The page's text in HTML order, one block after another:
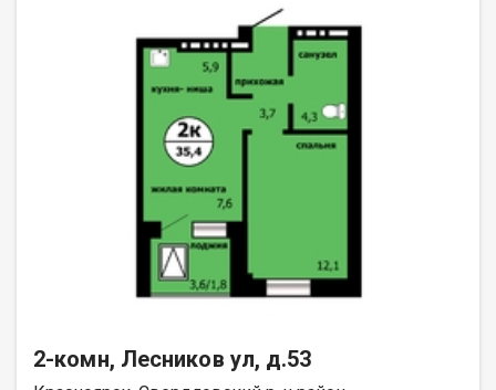
инфраструктуру. Во дворе, в шаговой доступности от домов,
уже работает современная школа на 1280 мест и детский сад,
рассчитанный на 300 малышей. На придомовых территориях
для жителей устроены зоны отдыха, места для спорта под
открытым небом и игровые площадки с безопасным
покрытием. Для пешеходов проектируются безопасные
дорожки, мощенные плиткой, а для автомобилистов —
достаточное количество наземных машиномест. Зона
парковки удалена от детских игровых площадок. Квартиры в
«Нанжуль-Солнечном» сдаются только с чистовой отделкой*:
стены оклеены обоями, уложен линолеум и кафельная плитка,
в санузлах установлена сантехника и приборы учета. Входные,
межкомнатные двери и окна «Сибиряк» изготавливает на
собственных производствах. Все отделочные материалы
дорогу столько же, сколько другие горожане левобережной
части Красноярска. Сейчас в «Нанжуль-Солнечном» строится
2-комн, Лесников ул, д.53